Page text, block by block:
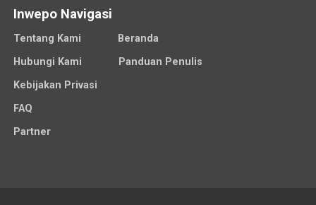
Inwepo Navigasi
Tentang Kami
Beranda
Hubungi Kami
Panduan Penulis
Kebijakan Privasi
FAQ
Partner